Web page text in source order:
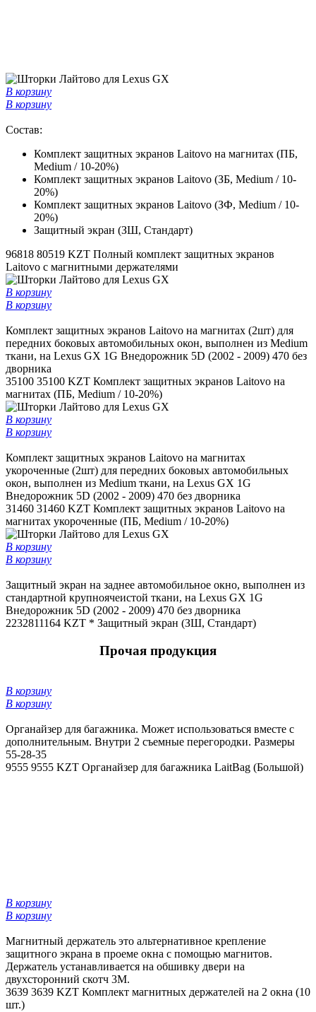
В корзину
В корзину
Состав:
Комплект защитных экранов Laitovo на магнитах (ПБ,
Medium / 10-20%)
Комплект защитных экранов Laitovo (ЗБ, Medium / 10-
20%)
Комплект защитных экранов Laitovo (ЗФ, Medium / 10-
20%)
Защитный экран (ЗШ, Стандарт)
96818 80519 KZT Полный комплект защитных экранов
Laitovo с магнитными держателями
В корзину
В корзину
Комплект защитных экранов Laitovo на магнитах (2шт) для
передних боковых автомобильных окон, выполнен из Medium
ткани, на Lexus GX 1G Внедорожник 5D (2002 - 2009) 470 без
дворника
35100 35100 KZT Комплект защитных экранов Laitovo на
магнитах (ПБ, Medium / 10-20%)
В корзину
В корзину
Комплект защитных экранов Laitovo на магнитах
укороченные (2шт) для передних боковых автомобильных
окон, выполнен из Medium ткани, на Lexus GX 1G
Внедорожник 5D (2002 - 2009) 470 без дворника
31460 31460 KZT Комплект защитных экранов Laitovo на
магнитах укороченные (ПБ, Medium / 10-20%)
В корзину
В корзину
Защитный экран на заднее автомобильное окно, выполнен из
стандартной крупноячеистой ткани, на Lexus GX 1G
Внедорожник 5D (2002 - 2009) 470 без дворника
2232811164 KZT * Защитный экран (ЗШ, Стандарт)
Прочая продукция
В корзину
В корзину
Органайзер для багажника. Может использоваться вместе с
дополнительным. Внутри 2 съемные перегородки. Размеры
55-28-35
9555 9555 KZT Органайзер для багажника LaitBag (Большой)
В корзину
В корзину
Магнитный держатель это альтернативное крепление
защитного экрана в проеме окна с помощью магнитов.
Держатель устанавливается на обшивку двери на
двухсторонний скотч 3М.
3639 3639 KZT Комплект магнитных держателей на 2 окна (10
шт.)